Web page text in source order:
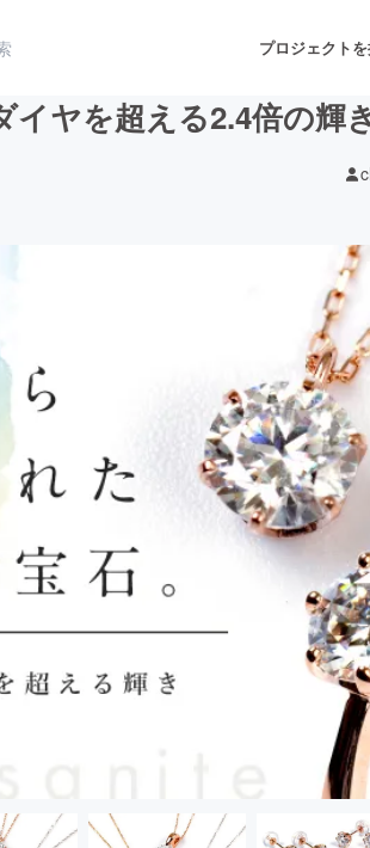
プロジェクト
ガジェット ゲーム・サービス
書籍・雑誌出版
チャレンジ
域活性化
イヤを超える2.4倍の